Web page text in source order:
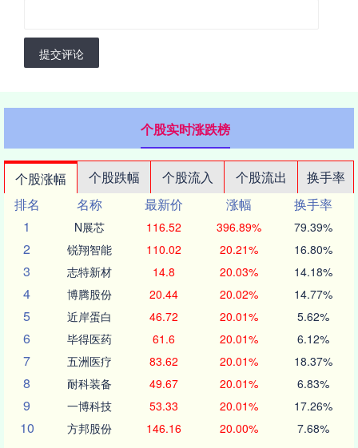
提交评论
个股实时涨跌榜
个股涨幅 个股跌幅 个股流入 个股流出
换手率
排名
名称 最新价 涨幅
换手率
1
N展芯 116.52 396.89% 79.39%
2 锐翔智能 110.02 20.21% 16.80%
3 志特新材 14.8 20.03% 14.18%
4 博腾股份 20.44 20.02% 14.77%
5 近岸蛋白 46.72 20.01% 5.62%
6 毕得医药 61.6 20.01% 6.12%
7 五洲医疗 83.62 20.01% 18.37%
8 耐科装备 49.67 20.01% 6.83%
9 一博科技 53.33 20.01% 17.26%
10 方邦股份 146.16 20.00% 7.68%